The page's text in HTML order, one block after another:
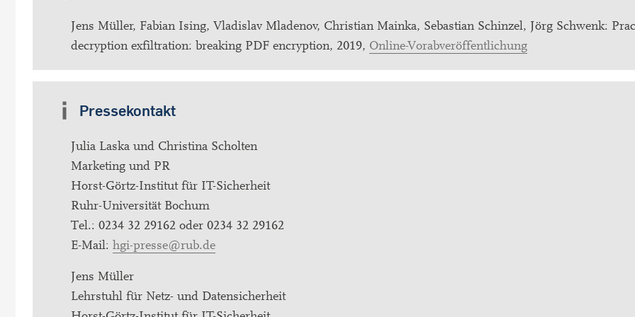
Jens Müller, Fabian Ising, Vladislav Mladenov, Christian Mainka, Sebastian Schinzel, Jörg Schwenk:
decryption exfiltration: breaking PDF encryption, 2019, Online-Vorabveröffentlichung
Pressekontakt
Julia Laska und Christina Scholten
Marketing und PR
Horst-Görtz-Institut für IT-Sicherheit
Ruhr-Universität Bochum
Tel.: 0234 32 29162 oder 0234 32 29162
E-Mail: hgi-presse@rub.de
Jens Müller
Lehrstuhl für Netz- und Datensicherheit